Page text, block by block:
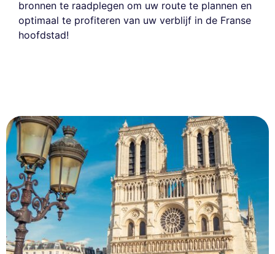
bronnen te raadplegen om uw route te plannen en
optimaal te profiteren van uw verblijf in de Franse
hoofdstad!